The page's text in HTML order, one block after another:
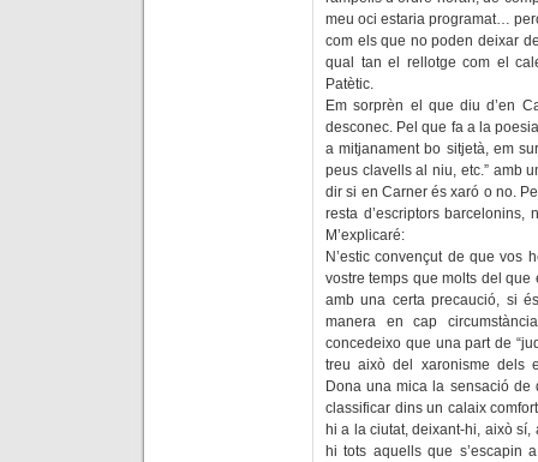
meu oci estaria programat…
com els que no poden deixar
qual tan el rellotge com el
Patètic.
Em sorprèn el que diu d’en
desconec. Pel que fa a la
a mitjanament bo sitjetà, em
peus clavells al niu, etc.” amb
dir si en Carner és xaró o no.
resta d’escriptors
M’explicaré:
N’estic convençut de que vos
vostre temps que molts del
amb una certa precaució, si
manera en cap
concedeixo que una part de
treu això del xaronisme dels
Dona una mica la sensació
classificar dins un calaix
hi a la ciutat, deixant-hi, això
hi tots aquells que s’escapin